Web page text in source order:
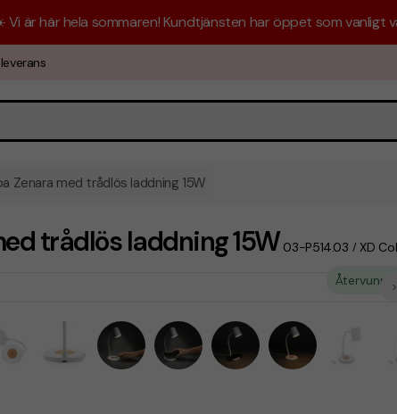
Vi är här hela sommaren! Kundtjänsten har öppet som vanligt
Zenara med trådlös laddning 15W
trådlös laddning 15W 03-P514.03 / XD
Återvunnet